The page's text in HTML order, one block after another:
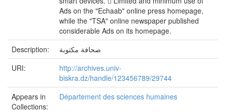
Ads on the "Echaab" online press homepage,
while the "TSA" online newspaper published
considerable Ads on its homepage.
Description:
صحافة مكتوبة
URI:
http://archives.univ-
biskra.dz/handle/123456789/29744
Appears in
Collections:
Département des sciences humaines